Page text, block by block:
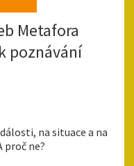
Metafora
poznávání
na situace a na
proč ne?